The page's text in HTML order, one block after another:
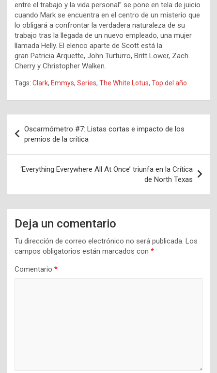
entre el trabajo y la vida personal” se pone en tela de juicio
cuando Mark se encuentra en el centro de un misterio que
lo obligará a confrontar la verdadera naturaleza de su
trabajo tras la llegada de un nuevo empleado, una mujer
llamada Helly. El elenco aparte de Scott está la
gran Patricia Arquette, John Turturro, Britt Lower, Zach
Cherry y Christopher Walken.
Tags: Clark, Emmys, Series, The White Lotus, Top del año
de
entradas
Oscarmómetro #7: Listas cortas e impacto de los
premios de la crítica
‘Everything Everywhere All At Once’ triunfa en la Crítica
de North Texas
Deja un comentario
Tu dirección de correo electrónico no será publicada. Los
campos obligatorios están marcados con *
Comentario *